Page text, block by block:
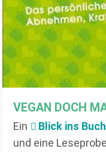
VEGAN DOCH
Ein Blick ins Buch
und eine